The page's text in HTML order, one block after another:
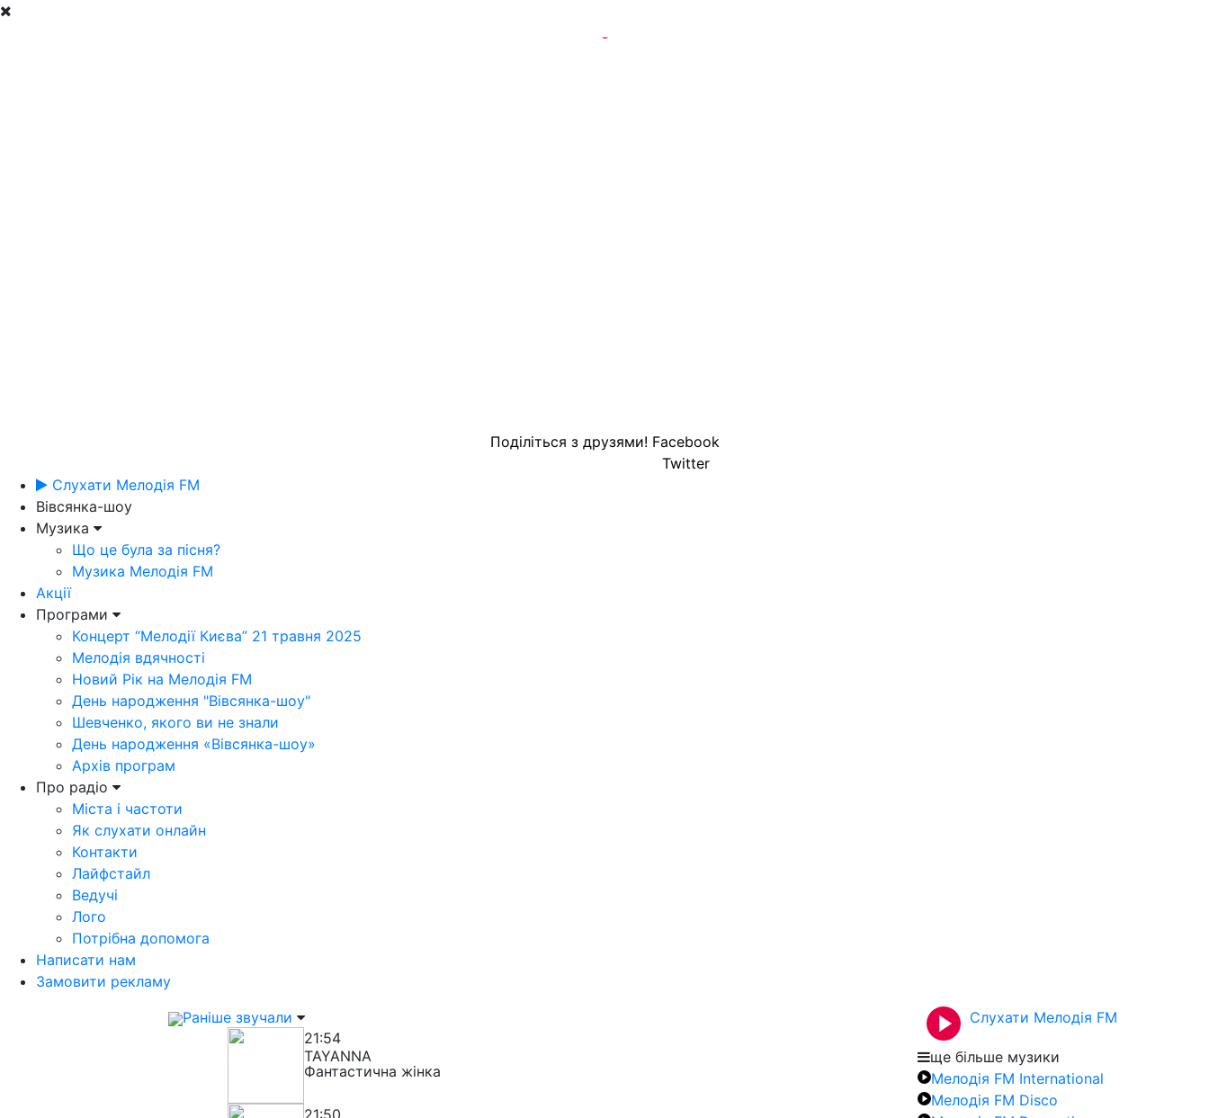
-
Поділіться з друзями! Facebook
Twitter
Слухати Мелодія FM
Вівсянка-шоу
Музика
Що це була за пісня?
Музика Мелодія FM
Акції
Програми
Концерт “Мелодії Києва” 21 травня 2025
Мелодія вдячності
Новий Рік на Мелодія FM
День народження "Вівсянка-шоу"
Шевченко, якого ви не знали
День народження «Вівсянка-шоу»
Архів програм
Про радіо
Міста і частоти
Як слухати онлайн
Контакти
Лайфстайл
Ведучі
Лого
Потрібна допомога
Написати нам
Замовити рекламу
Раніше звучали
21:54
TAYANNA
Фантастична жінка
21:50
Слухати Мелодія FM
ще більше музики
Мелодія FM International
Мелодія FM Disco